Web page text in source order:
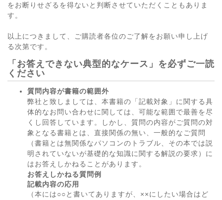
をお断りせざるを得ないと判断させていただくこともありま
す。
以上につきまして、ご購読者各位のご了解をお願い申し上げ
る次第です。
「お答えできない典型的なケース」を必ずご一読
ください
質問内容が書籍の範囲外
弊社と致しましては、本書籍の「記載対象」に関する具
体的なお問い合わせに関しては、可能な範囲で最善を尽
くし回答しています。しかし、質問の内容がご質問の対
象となる書籍とは、直接関係の無い、一般的なご質問
（書籍とは無関係なパソコンのトラブル、その本では説
明されていないが基礎的な知識に関する解説の要求）に
はお答えしかねることがあります。
お答えしかねる質問例
記載内容の応用
（本には○○と書いてありますが、××にしたい場合はど